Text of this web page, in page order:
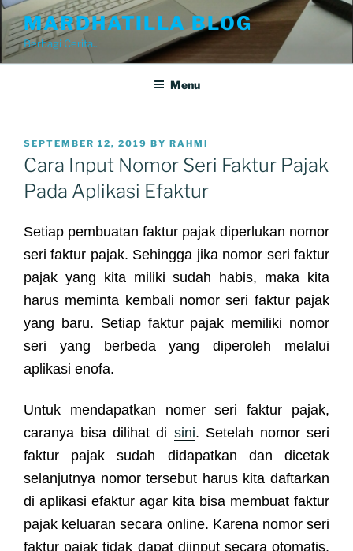
Skip
to
content
MARDHATILLA BLOG
Berbagi Cerita..
Menu
POSTED
ON
SEPTEMBER 12, 2019 BY RAHMI
Cara Input Nomor Seri Faktur Pajak
Pada Aplikasi Efaktur
Setiap pembuatan faktur pajak diperlukan nomor
seri faktur pajak. Sehingga jika nomor seri faktur
pajak yang kita miliki sudah habis, maka kita
harus meminta kembali nomor seri faktur pajak
yang baru. Setiap faktur pajak memiliki nomor
seri yang berbeda yang diperoleh melalui
aplikasi enofa.
Untuk mendapatkan nomer seri faktur pajak,
caranya bisa dilihat di sini. Setelah nomor seri
faktur pajak sudah didapatkan dan dicetak
selanjutnya nomor tersebut harus kita daftarkan
di aplikasi efaktur agar kita bisa membuat faktur
pajak keluaran secara online. Karena nomor seri
faktur pajak tidak dapat diinput secara otomatis.